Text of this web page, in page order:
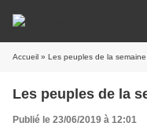
Accueil » Les peuples de la
Publié le 23/06/2019 à 12:01